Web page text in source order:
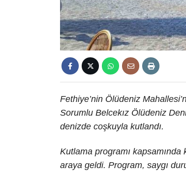
Fethiye’nin Ölüdeniz
Sorumlu Belcekız Ölüdeniz
denizde coşkuyla kutlandı.
Kutlama programı
araya geldi. Program, saygı